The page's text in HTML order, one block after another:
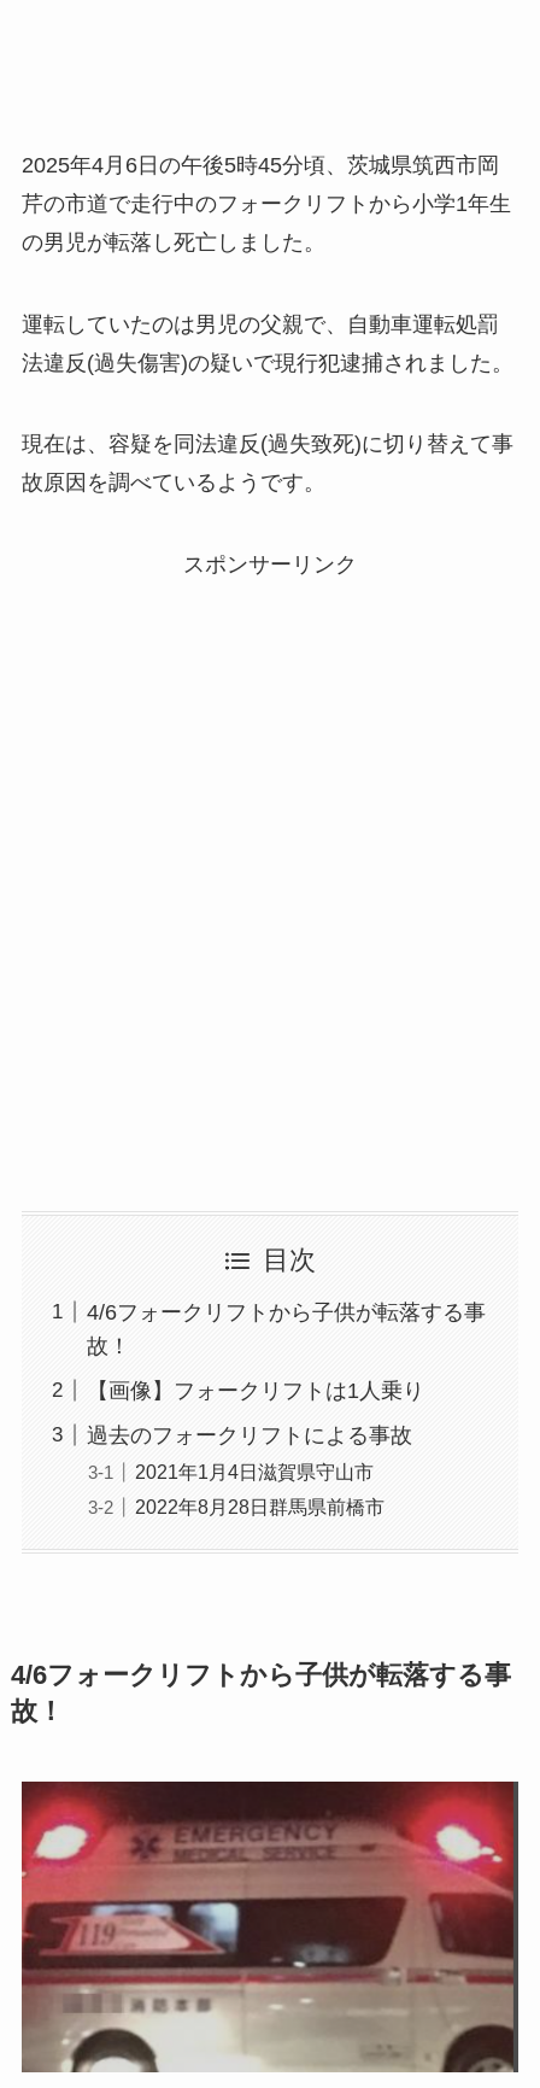
2025年4月6日の午後5時45分頃、茨城県筑西市岡
芹の市道で走行中のフォークリフトから小学1年生
の男児が転落し死亡しました。
運転していたのは男児の父親で、自動車運転処罰
法違反(過失傷害)の疑いで現行犯逮捕されました。
現在は、容疑を同法違反(過失致死)に切り替えて事
故原因を調べているようです。
スポンサーリンク
目次
4/6フォークリフトから子供が転落する事
故！
【画像】フォークリフトは1人乗り
過去のフォークリフトによる事故
2021年1月4日滋賀県守山市
2022年8月28日群馬県前橋市
4/6フォークリフトから子供が転落する事
故！